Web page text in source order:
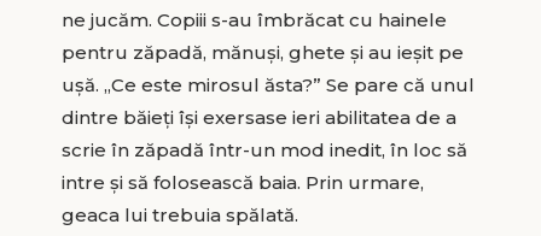
ne jucăm. Copiii s-au îmbrăcat cu hainele
pentru zăpadă, mănuşi, ghete şi au ieşit pe
uşă. „Ce este mirosul ăsta?” Se pare că unul
dintre băieţi îşi exersase ieri abilitatea de a
scrie în zăpadă într-un mod inedit, în loc să
intre şi să folosească baia. Prin urmare,
geaca lui trebuia spălată.